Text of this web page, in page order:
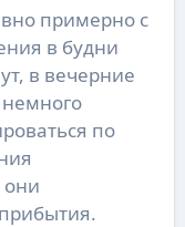
примерно с
в будни
в вечерние
по
они